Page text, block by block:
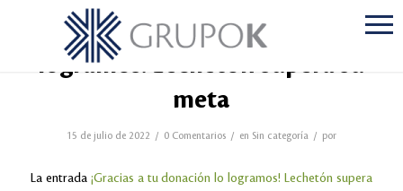
¡Gracias a tu donación lo
logramos! Lechetón supera su
meta
15 de julio de 2022 / 0 Comentarios / en Sin categoría / por
La entrada ¡Gracias a tu donación lo logramos! Lechetón supera